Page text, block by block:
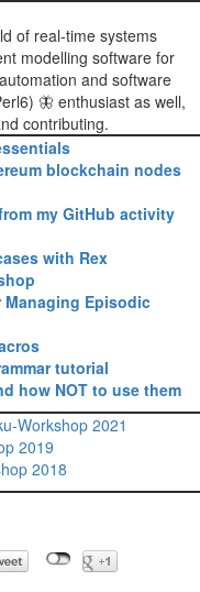
of real-time systems
modelling software for
and software
🦋 enthusiast as well,
contributing.
blockchain nodes
my GitHub activity
with Rex‎
Managing Episodic
tutorial‎
how NOT to use them‎
Workshop 2021
2019
2018